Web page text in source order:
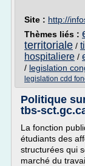
Site : http://
Thèmes liés :
territoriale /
hospitaliere /
/ legislation
legislation cdd
Politique
tbs-
La fonction
étudiants des
structurées qui
marché du